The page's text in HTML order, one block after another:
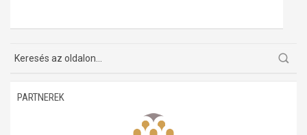
PARTNEREK